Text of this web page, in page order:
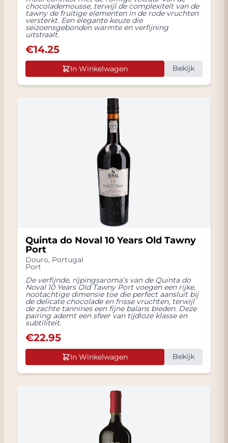
chocolademousse, terwijl de complexiteit van de
tawny de fruitige elementen in de rode vruchten
versterkt. Een elegante keuze die
seizoensgebonden warmte en verfijning
uitstraalt.
€14.25
In Winkelwagen Bekijk
Quinta do Noval 10 Years Old Tawny
Port
Douro, Portugal
Port
De verfijnde, rijpingsaroma’s van de Quinta do
Noval 10 Years Old Tawny Port voegen een rijke,
nootachtige dimensie toe die perfect aansluit bij
de delicate chocolade en frisse vruchten, terwijl
de zachte tannines een fijne balans bieden. Deze
pairing ademt een sfeer van tijdloze klasse en
subtiliteit.
€22.95
In Winkelwagen Bekijk